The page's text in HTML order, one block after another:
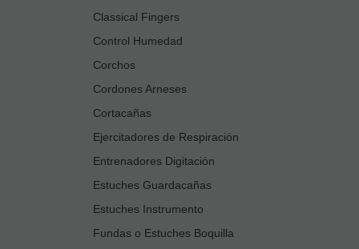
Classical Fingers
Control Humedad
Corchos
Cordones Arneses
Cortacañas
Ejercitadores de Respiración
Entrenadores Digitación
Estuches Guardacañas
Estuches Instrumento
Fundas o Estuches Boquilla